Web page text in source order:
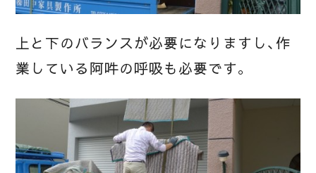
上と下のバランスが必要になりますし、作
業している阿吽の呼吸も必要です。